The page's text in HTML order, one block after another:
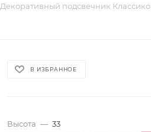
Декоративный подсвечник Классико
В ИЗБРАННОЕ
Высота — 33